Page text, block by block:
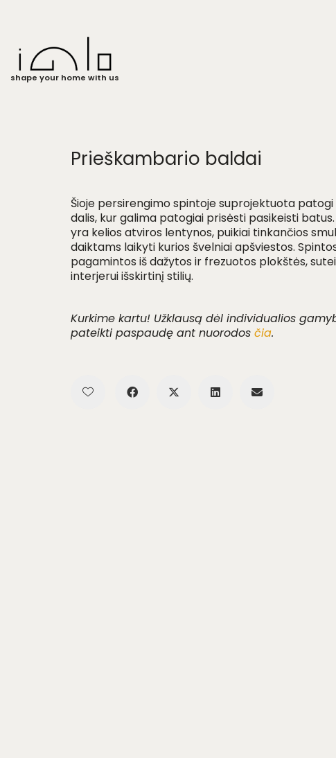
shape your home with us
Prieškambario baldai
Šioje persirengimo spintoje suprojektuota patogi
dalis, kur galima patogiai prisėsti pasikeisti
yra kelios atviros lentynos, puikiai tinkančios
daiktams laikyti kurios švelniai apšviestos.
pagamintos iš dažytos ir frezuotos plokštės,
interjerui išskirtinį stilių.
Kurkime kartu! Užklausą dėl individualios
pateikti paspaudę ant nuorodos čia.